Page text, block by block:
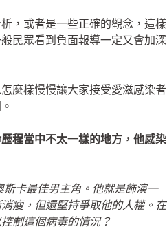
，或者是一些正確的觀念，這樣
民眾看到負面報導一定又會加深
麼樣慢慢讓大家接受愛滋感染者
程當中不太一樣的地方，他感染
卡最佳男主角。他就是飾演一
瘦，但還堅持爭取他的人權。在
制這個病毒的情況？